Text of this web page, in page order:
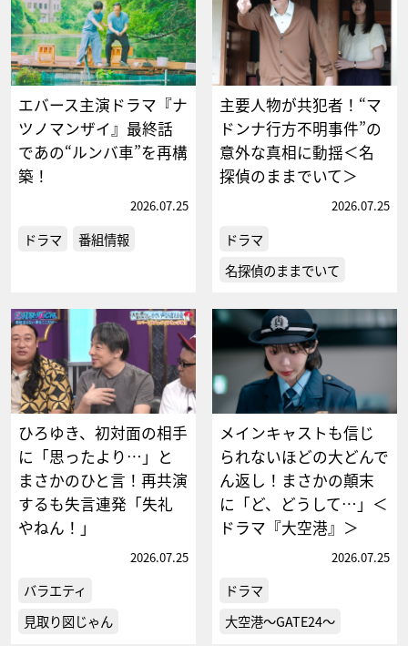
エバース主演ドラマ『ナ
ツノマンザイ』最終話
であの“ルンバ車”を再構
築！
2026.07.25
ドラマ 番組情報
主要人物が共犯者！“マ
ドンナ行方不明事件”の
意外な真相に動揺＜名
探偵のままでいて＞
2026.07.25
ドラマ
名探偵のままでいて
ひろゆき、初対面の相手
に「思ったより…」と
まさかのひと言！再共演
するも失言連発「失礼
やねん！」
2026.07.25
バラエティ
見取り図じゃん
メインキャストも信じ
られないほどの大どんで
ん返し！まさかの顛末
に「ど、どうして…」＜
ドラマ『大空港』＞
2026.07.25
ドラマ
大空港～GATE24～